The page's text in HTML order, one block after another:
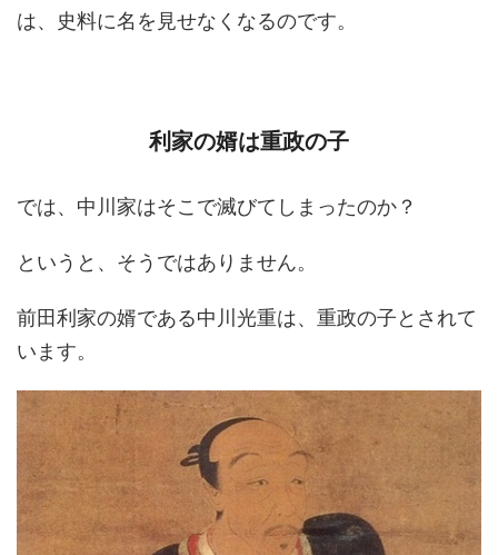
は、史料に名を見せなくなるのです。
利家の婿は重政の子
では、中川家はそこで滅びてしまったのか？
というと、そうではありません。
前田利家の婿である中川光重は、重政の子とされて
います。